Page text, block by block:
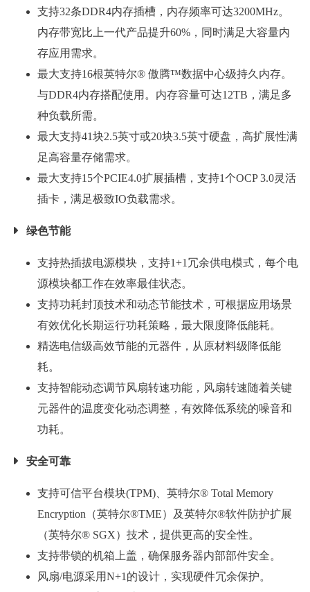
支持32条DDR4内存插槽，内存频率可达3200MHz。
内存带宽比上一代产品提升60%，同时满足大容量内
存应用需求。
最大支持16根英特尔® 傲腾™数据中心级持久内存。
与DDR4内存搭配使用。内存容量可达12TB，满足多
种负载所需。
最大支持41块2.5英寸或20块3.5英寸硬盘，高扩展性满
足高容量存储需求。
最大支持15个PCIE4.0扩展插槽，支持1个OCP 3.0灵活
插卡，满足极致IO负载需求。
绿色节能
支持热插拔电源模块，支持1+1冗余供电模式，每个电
源模块都工作在效率最佳状态。
支持功耗封顶技术和动态节能技术，可根据应用场景
有效优化长期运行功耗策略，最大限度降低能耗。
精选电信级高效节能的元器件，从原材料级降低能
耗。
支持智能动态调节风扇转速功能，风扇转速随着关键
元器件的温度变化动态调整，有效降低系统的噪音和
功耗。
安全可靠
支持可信平台模块(TPM)、英特尔® Total Memory
Encryption（英特尔®TME）及英特尔®软件防护扩展
（英特尔® SGX）技术，提供更高的安全性。
支持带锁的机箱上盖，确保服务器内部部件安全。
风扇/电源采用N+1的设计，实现硬件冗余保护。